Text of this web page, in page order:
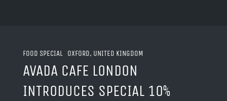
FOOD SPECIAL OXFORD, UNITED KINGDOM
AVADA CAFE LONDON
INTRODUCES SPECIAL 10%